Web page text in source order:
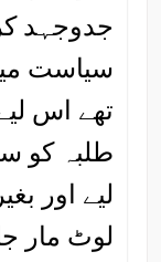
جدوجہد
سیاست
تھے اس
طلبہ کو
لیے اور
لوٹ مار